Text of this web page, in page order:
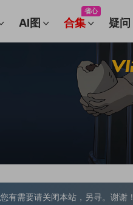
AI图 合集
省心
疑问
有需要请关闭本站，另寻。谢谢！